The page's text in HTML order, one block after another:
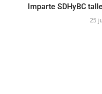
Imparte SDHyBC
25